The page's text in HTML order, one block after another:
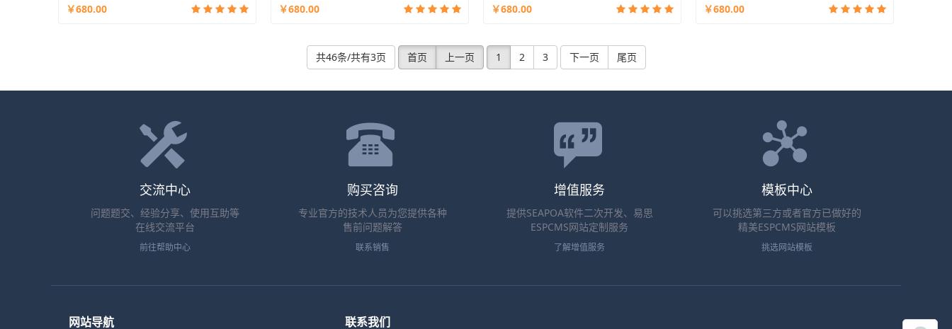
￥680.00 ￥680.00 ￥680.00 ￥680.00
共46条/共有3页 首页 上一页 1 2 3 下一页 尾页
交流中心
问题题交、经验分享、使用互助等
在线交流平台
前往帮助中心
购买咨询
专业官方的技术人员为您提供各种
售前问题解答
联系销售
增值服务
提供SEAPOA软件二次开发、易思
ESPCMS网站定制服务
了解增值服务
模板中心
可以挑选第三方或者官方已做好的
精美ESPCMS网站模板
挑选网站模板
网站导航 联系我们